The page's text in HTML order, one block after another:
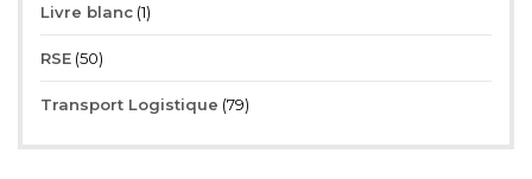
Livre blanc (1)
RSE (50)
Transport Logistique (79)